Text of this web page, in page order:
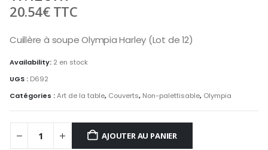
20.54€TTC
Cuillère à soupe Olympia Harley (Lot de 12)
Availability: 2 en stock
UGS : D692
Catégories :Art de la table, Couverts, Non-palettisable, Olympia
AJOUTER AU PANIER